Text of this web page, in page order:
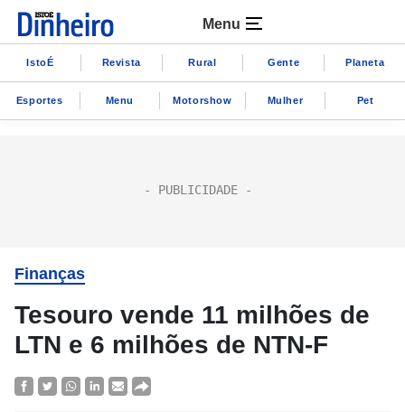
Menu
IstoÉ Revista Rural Gente Planeta
Esportes Menu Motorshow Mulher Pet
Finanças
Tesouro vende 11 milhões de
LTN e 6 milhões de NTN-F